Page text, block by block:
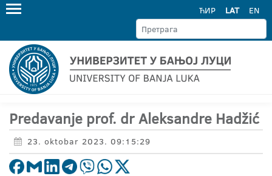
ЋИР LAT EN
Predavanje prof. dr Aleksandre Hadžić
23. oktobar 2023. 09:15:29